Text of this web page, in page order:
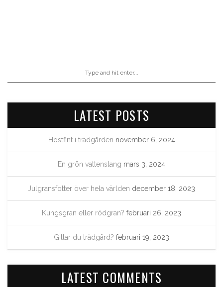
LATEST POSTS
Höstfint i trädgården november 6, 2024
En grön vattenslang mars 3, 2024
Julgransfötter över hela världen december 18, 2023
Kungsgran eller rödgran? februari 26, 2023
Gillar du trädgård? februari 19, 2023
LATEST COMMENTS